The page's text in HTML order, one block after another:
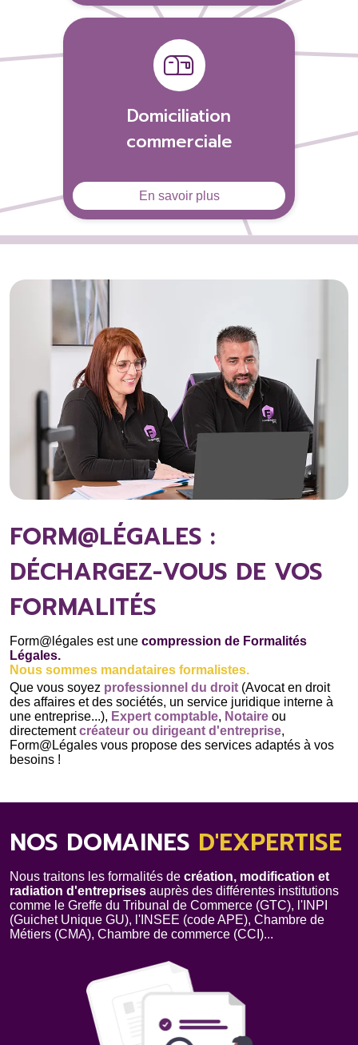
Domiciliation
commerciale
En savoir plus
FORM@LÉGALES :
DÉCHARGEZ-VOUS DE VOS
FORMALITÉS
Form@légales est une compression de Formalités
Légales.
Nous sommes mandataires formalistes.
Que vous soyez professionnel du droit (Avocat en droit
des affaires et des sociétés, un service juridique interne à
une entreprise...), Expert comptable, Notaire ou
directementcréateur ou dirigeant d'entreprise,
Form@Légales vous propose des services adaptés à vos
besoins !
NOS DOMAINES D'EXPERTISE
Nous traitons les formalités de création, modification et
radiation d'entreprises auprès des différentes institutions
comme le Greffe du Tribunal de Commerce (GTC), l'INPI
(Guichet Unique GU), l'INSEE (code APE), Chambre de
Métiers (CMA), Chambre de commerce (CCI)...